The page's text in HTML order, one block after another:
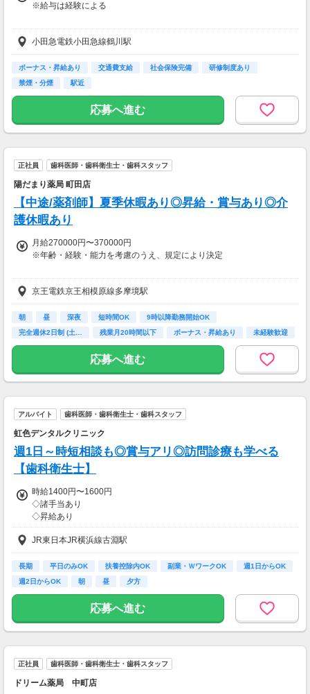
※給与は経験による
■各種手当
・時間外手当
・住居手当
■昇給あり
年2回/実績基準内賃金3.2ヵ月(7月・12月)
一部支給
小田急電鉄小田急線鶴川駅
ボーナス・昇給あり 交通費支給 社会保険完備
研修制度あり
禁煙・分煙
駅近
応募へ進む
正社員 歯科医師・歯科衛生士・歯科スタッフ
陽だまり薬局 町田店
【中途/薬剤師】夏季休暇あり◎昇給・賞与あり◎介
護休暇あり
月給270000円〜370000円
※年齢・経験・能力を考慮のうえ、規定により決定
■家族手当
配偶者：10,000円
子ども：5,000円
■残業手当
■役職手当
■昇給：年1回
【収入例】
■30歳経験者：450～470万円
【交通費】
京王電鉄京王相模原線多摩境駅
朝 昼 深夜 短時間OK
9時以降勤務開始OK
完全週休2日制 (土…
残業月20時間以下 ボーナス・昇給あり 未経験歓迎
応募へ進む
アルバイト 歯科医師・歯科衛生士・歯科スタッフ
虹色デンタルクリニック
週1日～時短相談も◎賞与アリ◎訪問診療も学べる
【歯科衛生士】
時給1400円〜1600円
◇諸手当あり
◇昇給あり
◇賞与あり（条件あり）
【交通費】
全額支給
JR東日本JR横浜線古淵駅
長期 平日のみOK 扶養控除内OK 副業・ＷワークOK
週1日からOK
週2日からOK
朝 昼 夕方
応募へ進む
正社員 歯科医師・歯科衛生士・歯科スタッフ
ドリーム薬局 中町店